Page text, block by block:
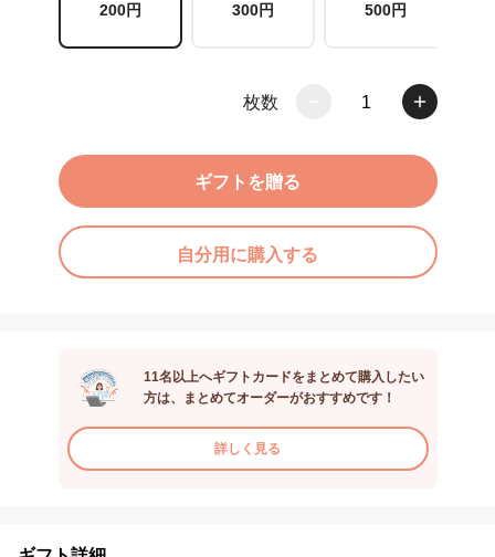
200円 300円 500円
枚数 1
ギフトを贈る
自分用に購入する
11名以上へギフトカードをまとめて購入したい
方は、まとめてオーダーがおすすめです！
詳しく見る